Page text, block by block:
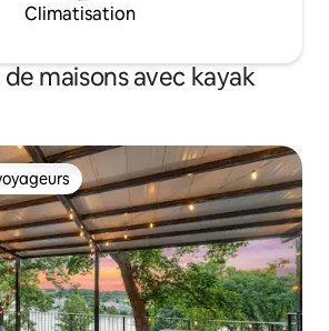
Climatisation
maisons avec kayak
les plus appréciés